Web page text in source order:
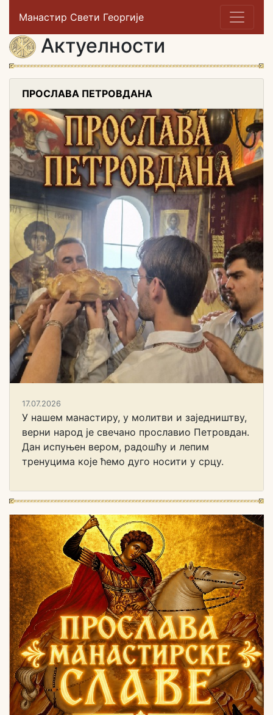
Манастир Свети Георгије
Актуелности
ПРОСЛАВА ПЕТРОВДАНА
17.07.2026
У нашем манастиру, у молитви и заједништву,
верни народ је свечано прославио Петровдан.
Дан испуњен вером, радошћу и лепим
тренуцима које ћемо дуго носити у срцу.